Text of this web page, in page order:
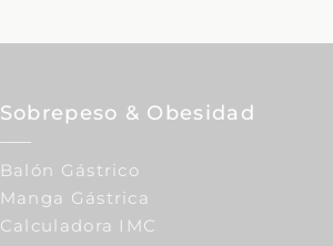
Sobrepeso & Obesidad
Balón Gástrico
Manga Gástrica
Calculadora IMC